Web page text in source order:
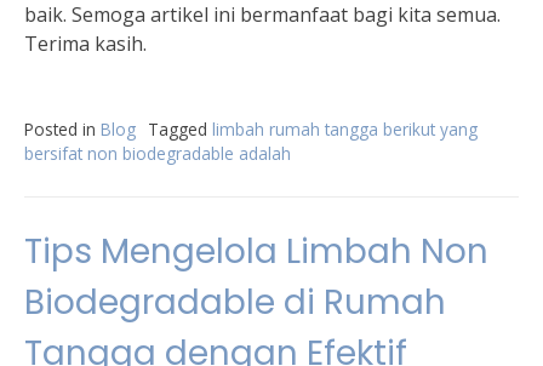
baik. Semoga artikel ini bermanfaat bagi kita semua.
Terima kasih.
Posted in Blog Tagged limbah rumah tangga berikut yang
bersifat non biodegradable adalah
Tips Mengelola Limbah Non
Biodegradable di Rumah
Tangga dengan Efektif